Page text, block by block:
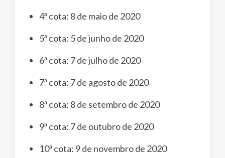
4ª cota: 8 de maio de 2020
5ª cota: 5 de junho de 2020
6ª cota: 7 de julho de 2020
7ª cota: 7 de agosto de 2020
8ª cota: 8 de setembro de 2020
9ª cota: 7 de outubro de 2020
10ª cota: 9 de novembro de 2020